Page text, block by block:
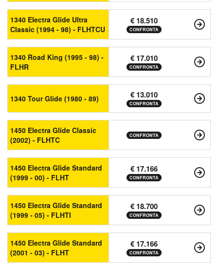
1340 Electra Glide Ultra
Classic (1994 - 98) - FLHTCU
€ 18.510
CONFRONTA
1340 Road King (1995 - 98) -
FLHR
€ 17.010
CONFRONTA
1340 Tour Glide (1980 - 89) € 13.010
CONFRONTA
1450 Electra Glide Classic
(2002) - FLHTC
CONFRONTA
1450 Electra Glide Standard
(1999 - 00) - FLHT
€ 17.166
CONFRONTA
1450 Electra Glide Standard
(1999 - 05) - FLHTI
€ 18.700
CONFRONTA
1450 Electra Glide Standard
(2001 - 03) - FLHT
€ 17.166
CONFRONTA